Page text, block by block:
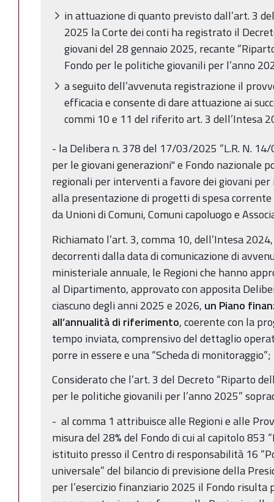
in attuazione di quanto previsto dall’art. 3
2025 la Corte dei conti ha registrato il
giovani del 28 gennaio 2025, recante
Fondo per le politiche giovanili per l’anno
a seguito dell’avvenuta registrazione il
efficacia e consente di dare attuazione ai
commi 10 e 11 del riferito art. 3 dell’Intesa
- la Delibera n. 378 del 17/03/2025 “L.R. N.
per le giovani generazioni" e Fondo nazionale
regionali per interventi a favore dei giovani
alla presentazione di progetti di spesa
da Unioni di Comuni, Comuni capoluogo e
Richiamato l’art. 3, comma 10, dell’Intesa
decorrenti dalla data di comunicazione di
ministeriale annuale, le Regioni che hanno
al Dipartimento, approvato con apposita
ciascuno degli anni 2025 e 2026, un Piano
all’annualità di riferimento, coerente con la
tempo inviata, comprensivo del dettaglio
porre in essere e una “Scheda di monitoraggio”;
Considerato che l’art. 3 del Decreto “Riparto
per le politiche giovanili per l’anno 2025”
- al comma 1 attribuisce alle Regioni e alle
misura del 28% del Fondo di cui al capitolo 853
istituito presso il Centro di responsabilità 16
universale” del bilancio di previsione della
per l’esercizio finanziario 2025 il Fondo risulta